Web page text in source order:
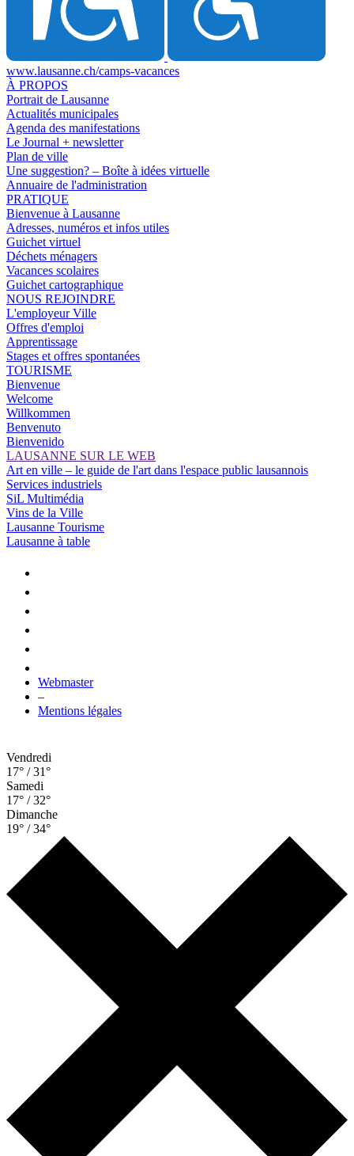
www.lausanne.ch/camps-vacances
À PROPOS
Portrait de Lausanne
Actualités municipales
Agenda des manifestations
Le Journal + newsletter
Plan de ville
Une suggestion? – Boîte à idées virtuelle
Annuaire de l'administration
PRATIQUE
Bienvenue à Lausanne
Adresses, numéros et infos utiles
Guichet virtuel
Déchets ménagers
Vacances scolaires
Guichet cartographique
NOUS REJOINDRE
L'employeur Ville
Offres d'emploi
Apprentissage
Stages et offres spontanées
TOURISME
Bienvenue
Welcome
Willkommen
Benvenuto
Bienvenido
LAUSANNE SUR LE WEB
Art en ville – le guide de l'art dans l'espace public lausannois
Services industriels
SiL Multimédia
Vins de la Ville
Lausanne Tourisme
Lausanne à table
Webmaster
–
Mentions légales
Vendredi
17° / 31°
Samedi
17° / 32°
Dimanche
19° / 34°